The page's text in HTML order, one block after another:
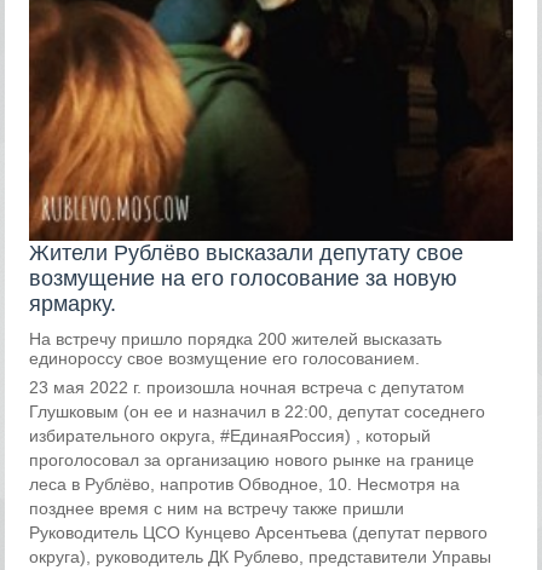
Жители Рублёво высказали депутату свое
возмущение на его голосование за новую
ярмарку.
На встречу пришло порядка 200 жителей высказать
единороссу свое возмущение его голосованием.
23 мая 2022 г. произошла ночная встреча с депутатом
Глушковым (он ее и назначил в 22:00, депутат соседнего
избирательного округа, #ЕдинаяРоссия) , который
проголосовал за организацию нового рынке на границе
леса в Рублёво, напротив Обводное, 10. Несмотря на
позднее время с ним на встречу также пришли
Руководитель ЦСО Кунцево Арсентьева (депутат первого
округа), руководитель ДК Рублево, представители Управы